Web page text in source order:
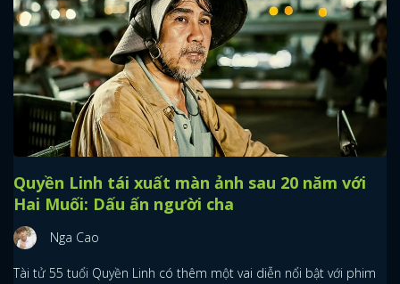
Quyền Linh tái xuất màn ảnh sau 20 năm với
Hai Muối: Dấu ấn người cha
Nga Cao
Tài tử 55 tuổi Quyền Linh có thêm một vai diễn nổi bật với phim